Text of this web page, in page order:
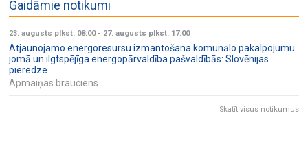
Gaidāmie notikumi
23. augusts plkst. 08:00- 27. augusts plkst. 17:00
Atjaunojamo energoresursu izmantošana komunālo pakalpojumu
jomā un ilgtspējīga energopārvaldība pašvaldībās: Slovēnijas
pieredze
Apmaiņas brauciens
Skatīt visus notikumus